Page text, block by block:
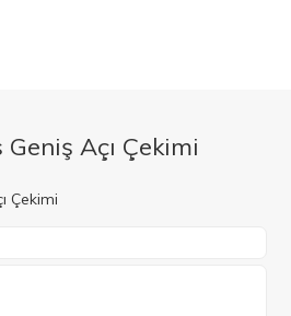
Geniş Açı Çekimi
Çekimi